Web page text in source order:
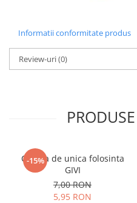
Informatii conformitate produs
Review-uri(0)
-15%
Cagula de unica folosinta
GIVI
7,00 RON
5,95 RON